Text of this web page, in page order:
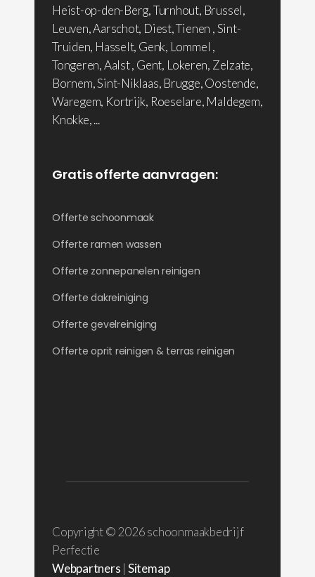
Heist-op-den-Berg, Turnhout, Brussel,
Leuven, Aarschot, Diest, Tienen , Sint-
Truiden, Hasselt, Genk, Lommel ,
Tongeren, Aalst , Gent, Lokeren, Zelzate,
Bornem, Sint-Niklaas, Brugge, Oostende,
Waregem, Kortrijk, Roeselare, Maldegem,
Knokke, ...
Gratis offerte aanvragen:
Offerte schoonmaak
Offerte ramen wassen
Offerte zonnepanelen reinigen
Offerte dakreiniging
Offerte gevelreiniging
Offerte oprit reinigen & terras reinigen
Copyright © 2026 schoonmaakbedrijf
Perfectie
Webpartners | Sitemap